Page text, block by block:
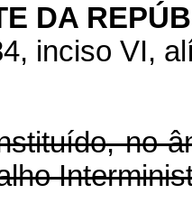
DA
inciso VI,
no